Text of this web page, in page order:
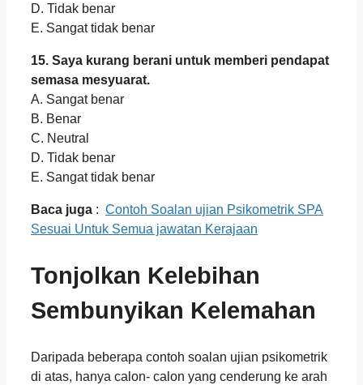
D. Tidak benar
E. Sangat tidak benar
15. Saya kurang berani untuk memberi pendapat
semasa mesyuarat.
A. Sangat benar
B. Benar
C. Neutral
D. Tidak benar
E. Sangat tidak benar
Baca juga : Contoh Soalan ujian Psikometrik SPA
Sesuai Untuk Semua jawatan Kerajaan
Tonjolkan Kelebihan
Sembunyikan Kelemahan
Daripada beberapa contoh soalan ujian psikometrik
di atas, hanya calon- calon yang cenderung ke arah